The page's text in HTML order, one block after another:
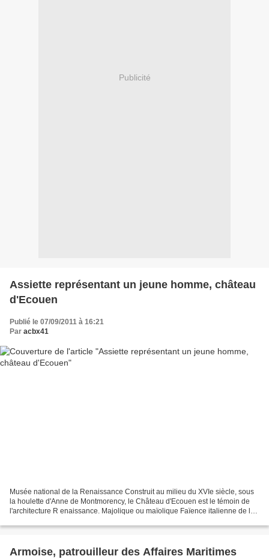
Publicité
Assiette représentant un jeune homme, château
d'Ecouen
Publié le 07/09/2011 à 16:21
Par acbx41
Musée national de la Renaissance Construit au milieu du XVIe siècle, sous
la houlette d'Anne de Montmorency, le Château d'Ecouen est le témoin de
l'architecture R enaissance. Majolique ou maïolique Faïence italienne de la
Armoise, patrouilleur des Affaires Maritimes